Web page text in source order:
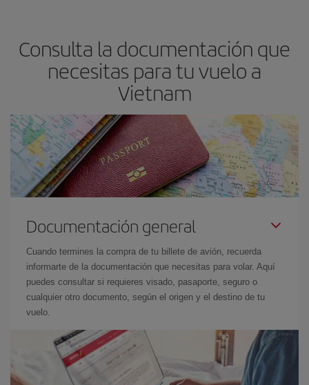
Consulta la documentación que
necesitas para tu vuelo a
Vietnam
Documentación general
Cuando termines la compra de tu billete de avión, recuerda
informarte de la documentación que necesitas para volar. Aquí
puedes consultar si requieres visado, pasaporte, seguro o
cualquier otro documento, según el origen y el destino de tu
vuelo.